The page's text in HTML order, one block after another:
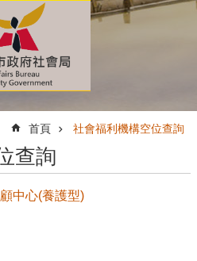
首頁 社會福利機構空位查詢
查詢
中心(養護型)